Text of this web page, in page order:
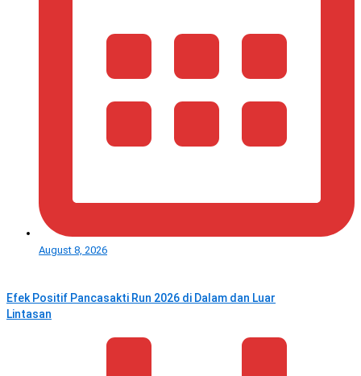
August 8, 2026
Efek Positif Pancasakti Run 2026 di Dalam dan Luar
Lintasan